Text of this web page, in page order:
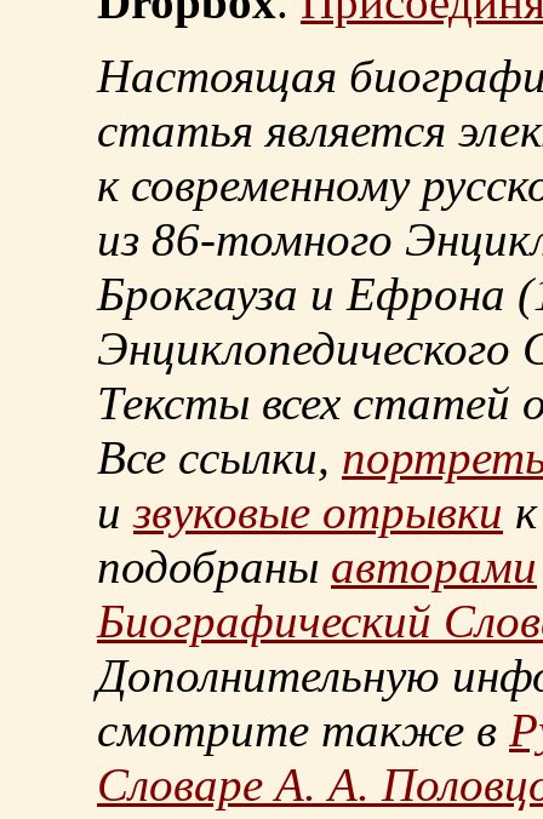
Настоящая
статья является
к современному
из 86-томного
Брокгауза и Ефрона
Энциклопедического
Тексты всех статей
Все ссылки,
извуковые отрывки
подобраны авторами
Биографический
Дополнительную
смотрите также в
Словаре А. А.